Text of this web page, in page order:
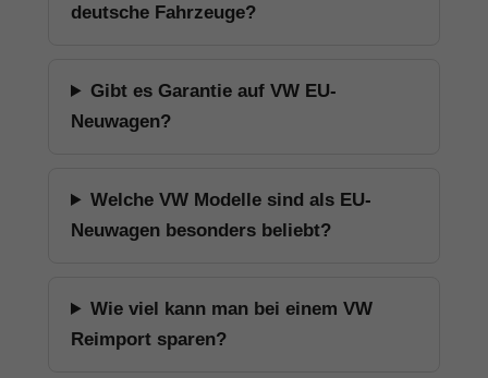
deutsche Fahrzeuge?
Gibt es Garantie auf VW EU-
Neuwagen?
Welche VW Modelle sind als EU-
Neuwagen besonders beliebt?
Wie viel kann man bei einem VW
Reimport sparen?